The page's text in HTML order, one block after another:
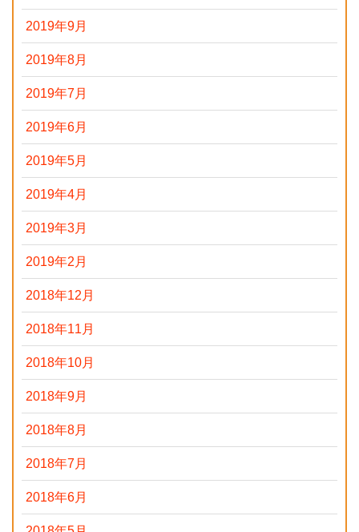
2019年9月
2019年8月
2019年7月
2019年6月
2019年5月
2019年4月
2019年3月
2019年2月
2018年12月
2018年11月
2018年10月
2018年9月
2018年8月
2018年7月
2018年6月